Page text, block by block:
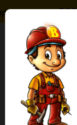
Ofertas
Lojas Fisicas